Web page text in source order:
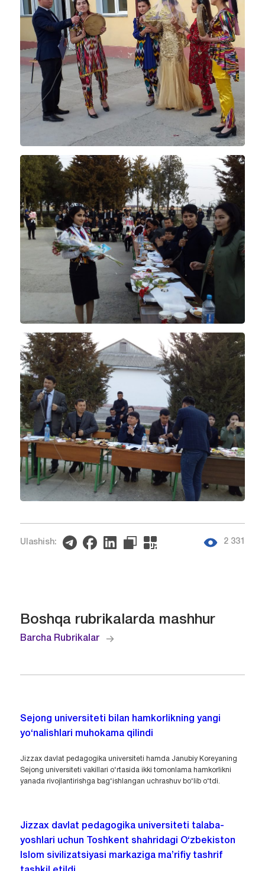
Ulashish: 2 331
Boshqa rubrikalarda mashhur
Barcha Rubrikalar
Sejong universiteti bilan hamkorlikning yangi
yo‘nalishlari muhokama qilindi
Jizzax davlat pedagogika universiteti hamda Janubiy Koreyaning
Sejong universiteti vakillari o‘rtasida ikki tomonlama hamkorlikni
yanada rivojlantirishga bag‘ishlangan uchrashuv bo‘lib o‘tdi.
Jizzax davlat pedagogika universiteti talaba-
yoshlari uchun Toshkent shahridagi O‘zbekiston
Islom sivilizatsiyasi markaziga ma’rifiy tashrif